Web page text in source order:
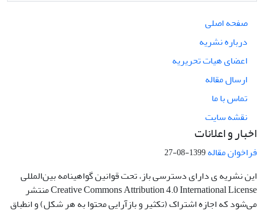
صفحه اصلی
درباره نشریه
اعضای هیات تحریریه
ارسال مقاله
تماس با ما
نقشه سایت
اخبار و اعلانات
فراخوان مقاله1399-08-27
این نشریه ی دارای دسترسی باز، تحت قوانین گواهینامه بین‌المللی
Creative Commons Attribution 4.0 International License منتشر
می‌شود که اجازه اشتراک (تکثیر و بازآرایی محتوا به هر شکل) و انطباق